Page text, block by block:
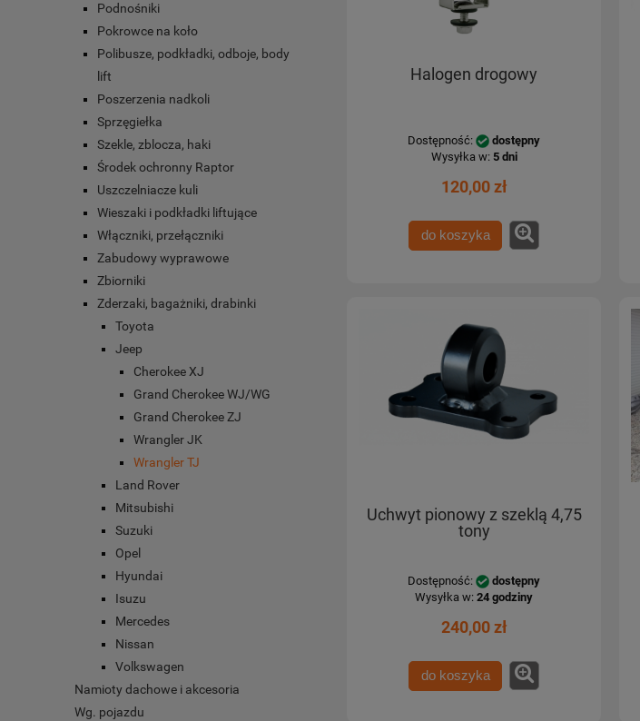
Podnośniki
Pokrowce na koło
Polibusze, podkładki, odboje, body
lift
Poszerzenia nadkoli
Sprzęgiełka
Szekle, zblocza, haki
Środek ochronny Raptor
Uszczelniacze kuli
Wieszaki i podkładki liftujące
Włączniki, przełączniki
Zabudowy wyprawowe
Zbiorniki
Zderzaki, bagażniki, drabinki
Toyota
Jeep
Cherokee XJ
Grand Cherokee WJ/WG
Grand Cherokee ZJ
Wrangler JK
Wrangler TJ
Land Rover
Mitsubishi
Suzuki
Opel
Hyundai
Isuzu
Mercedes
Nissan
Volkswagen
Namioty dachowe i akcesoria
Wg. pojazdu
Halogen drogowy
Dostępność:
dostępny
Wysyłka w: 5 dni
120,00 zł
do koszyka
Uchwyt pionowy z szeklą 4,75
tony
Dostępność:
dostępny
Wysyłka w: 24 godziny
240,00 zł
do koszyka